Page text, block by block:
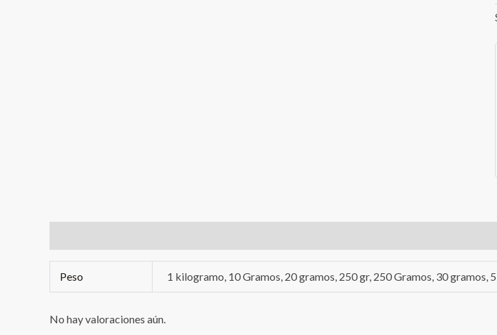
Peso 1 kilogramo, 10 Gramos, 20 gramos, 250 gr, 250 Gramos, 30 gramos,
No hay valoraciones aún.